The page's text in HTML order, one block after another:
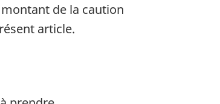
de la caution
article.